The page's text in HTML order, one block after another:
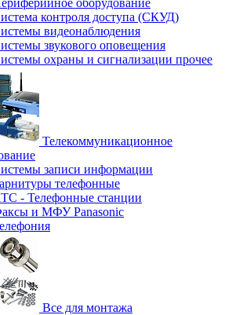
оборудование
контроля доступа (СКУД)
видеонаблюдения
звукового оповещения
охраны и сигнализации прочее
Телекоммуникационное
записи информации
телефонные
- Телефонные станции
и МФУ Panasonic
Все для монтажа